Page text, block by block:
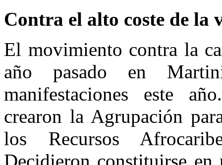
Contra el alto coste de la
El movimiento contra la
año pasado en
manifestaciones este
crearon la Agrupación
los Recursos